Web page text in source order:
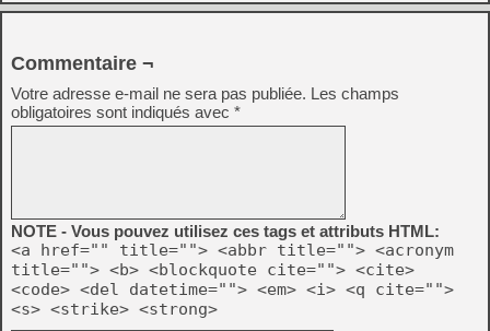
Commentaire ¬
Votre adresse e-mail ne sera pas publiée. Les champs
obligatoires sont indiqués avec *
NOTE - Vous pouvez utilisez ces tags et attributs HTML:
<a href="" title=""> <abbr title=""> <acronym
title=""> <b> <blockquote cite=""> <cite>
<code> <del datetime=""> <em> <i> <q cite="">
<s> <strike> <strong>